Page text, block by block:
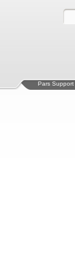
Pars Support